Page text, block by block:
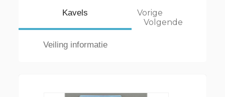
Kavels
Veiling informatie
Vorige
Volgende